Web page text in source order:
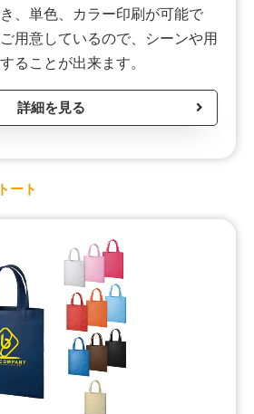
、単色、カラー印刷が可能で
用意しているので、シーンや用
ることが出来ます。
詳細を見る
ート